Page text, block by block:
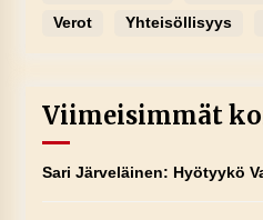
Verot
Yhteisöllisyys
Viimeisimmät
Sari Järveläinen: Hyötyykö